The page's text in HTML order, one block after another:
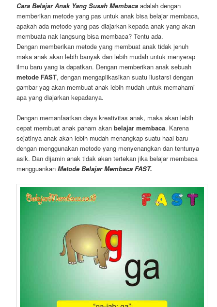
Cara Belajar Anak Yang Susah Membaca adalah dengan
memberikan metode yang pas untuk anak bisa belajar membaca,
apakah ada metode yang pas diajarkan kepada anak yang akan
membuata nak langsung bisa membaca? Tentu ada.
Dengan memberikan metode yang membuat anak tidak jenuh
maka anak akan lebih banyak dan lebih mudah untuk menyerap
ilmu baru yang ia dapatkan. Dengan memberikan anak sebuah
metode FAST, dengan mengaplikasikan suatu ilustarsi dengan
gambar yag akan membuat anak lebih mudah untuk memahami
apa yang diajarkan kepadanya.
Dengan memanfaatkan daya kreativitas anak, maka akan lebih
cepat membuat anak paham akanbelajar membaca. Karena
sejatinya anak akan lebih mudah menangkap suatu haal baru
dengan menggunakan metode yang menyenangkan dan tentunya
asik. Dan dijamin anak tidak akan tertekan jika belajar membaca
mengguankanMetode Belajar Membaca FAST.